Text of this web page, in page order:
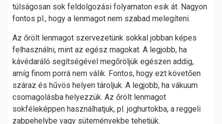
túlságosan sok feldolgozási folyamaton esik át. Nagyon
fontos pl., hogy a lenmagot nem szabad melegíteni.
Az őrölt lenmagot szervezetünk sokkal jobban képes
felhasználni, mint az egész magokat. A legjobb, ha
kávédaráló segítségével megőröljük egészen addig,
amíg finom porrá nem válik. Fontos, hogy ezt követően
száraz és hűvös helyen tároljuk. A legjobb, ha vákuum
csomagolásba helyezzük. Az őrölt lenmagot
sokféleképpen használhatjuk, pl. joghurtokba, a reggeli
zabpehelybe vagy süteményekbe tehetjük.